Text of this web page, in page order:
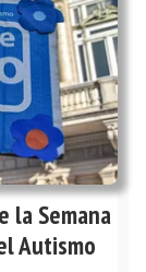
la Semana
Autismo